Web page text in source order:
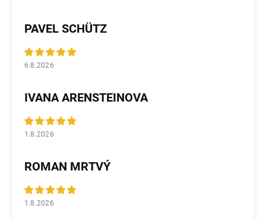
PAVEL SCHÜTZ
6.8.2026
IVANA ARENSTEINOVA
1.8.2026
ROMAN MRTVÝ
1.8.2026